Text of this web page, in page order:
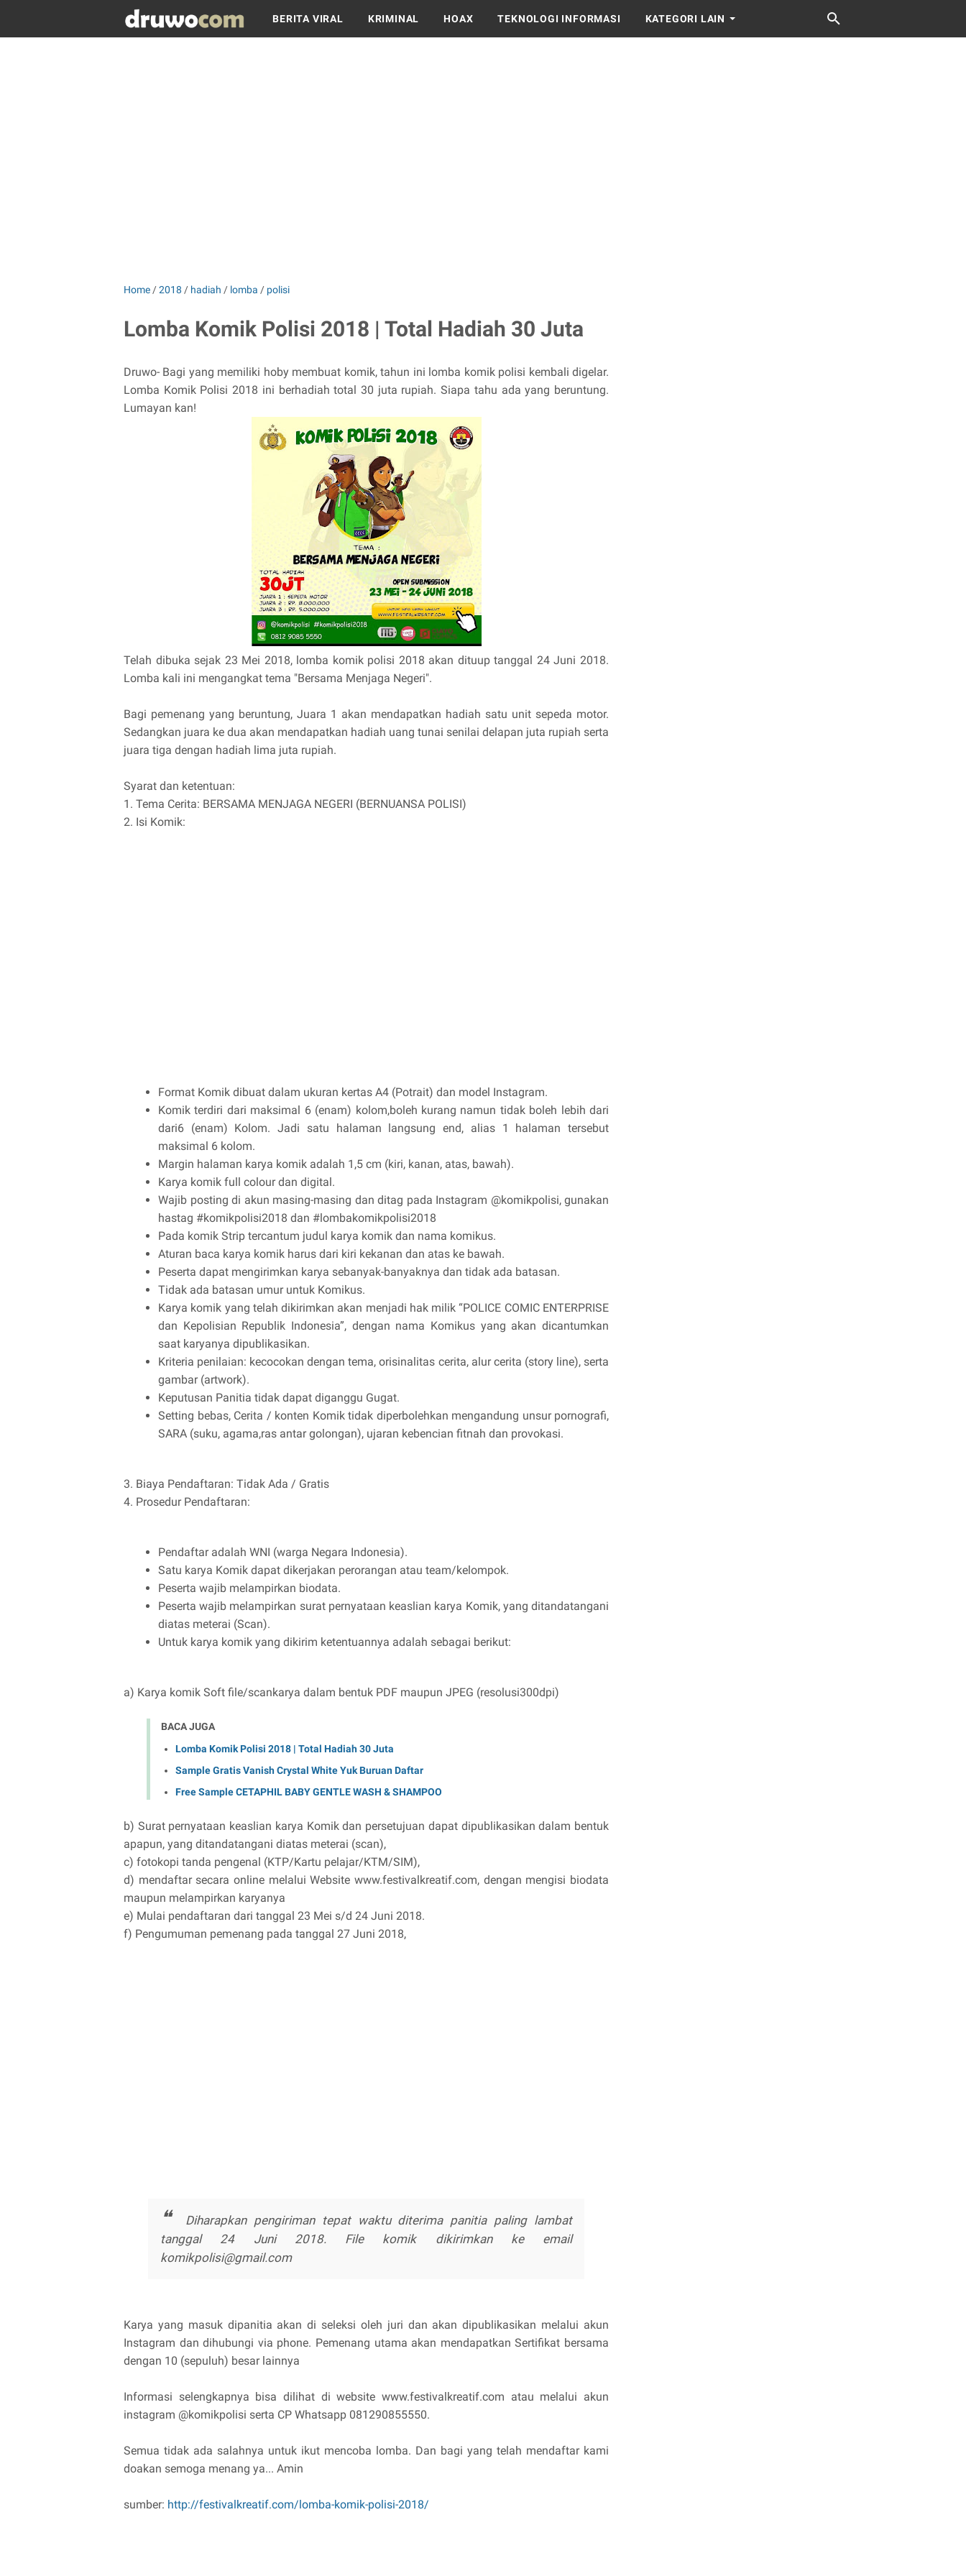
BERITA VIRAL KRIMINAL HOAX TEKNOLOGI INFORMASI KATEGORI LAIN
Home /2018 / hadiah / lomba / polisi
Lomba Komik Polisi 2018 | Total Hadiah 30 Juta
Druwo- Bagi yang memiliki hoby membuat komik, tahun ini lomba komik polisi kembali digelar.
Lomba Komik Polisi 2018 ini berhadiah total 30 juta rupiah. Siapa tahu ada yang beruntung.
Lumayan kan!
Telah dibuka sejak 23 Mei 2018, lomba komik polisi 2018 akan dituup tanggal 24 Juni 2018.
Lomba kali ini mengangkat tema "Bersama Menjaga Negeri".
Bagi pemenang yang beruntung, Juara 1 akan mendapatkan hadiah satu unit sepeda motor.
Sedangkan juara ke dua akan mendapatkan hadiah uang tunai senilai delapan juta rupiah serta
juara tiga dengan hadiah lima juta rupiah.
Syarat dan ketentuan:
1. Tema Cerita: BERSAMA MENJAGA NEGERI (BERNUANSA POLISI)
2. Isi Komik:
Format Komik dibuat dalam ukuran kertas A4 (Potrait) dan model Instagram.
Komik terdiri dari maksimal 6 (enam) kolom,boleh kurang namun tidak boleh lebih dari
dari6 (enam) Kolom. Jadi satu halaman langsung end, alias 1 halaman tersebut
maksimal 6 kolom.
Margin halaman karya komik adalah 1,5 cm (kiri, kanan, atas, bawah).
Karya komik full colour dan digital.
Wajib posting di akun masing-masing dan ditag pada Instagram @komikpolisi, gunakan
hastag #komikpolisi2018 dan #lombakomikpolisi2018
Pada komik Strip tercantum judul karya komik dan nama komikus.
Aturan baca karya komik harus dari kiri kekanan dan atas ke bawah.
Peserta dapat mengirimkan karya sebanyak-banyaknya dan tidak ada batasan.
Tidak ada batasan umur untuk Komikus.
Karya komik yang telah dikirimkan akan menjadi hak milik “POLICE COMIC ENTERPRISE
dan Kepolisian Republik Indonesia”, dengan nama Komikus yang akan dicantumkan
saat karyanya dipublikasikan.
Kriteria penilaian: kecocokan dengan tema, orisinalitas cerita, alur cerita (story line), serta
gambar (artwork).
Keputusan Panitia tidak dapat diganggu Gugat.
Setting bebas, Cerita / konten Komik tidak diperbolehkan mengandung unsur pornografi,
SARA (suku, agama,ras antar golongan), ujaran kebencian fitnah dan provokasi.
3. Biaya Pendaftaran: Tidak Ada / Gratis
4. Prosedur Pendaftaran:
Pendaftar adalah WNI (warga Negara Indonesia).
Satu karya Komik dapat dikerjakan perorangan atau team/kelompok.
Peserta wajib melampirkan biodata.
Peserta wajib melampirkan surat pernyataan keaslian karya Komik, yang ditandatangani
diatas meterai (Scan).
Untuk karya komik yang dikirim ketentuannya adalah sebagai berikut:
a) Karya komik Soft file/scankarya dalam bentuk PDF maupun JPEG (resolusi300dpi)
BACA JUGA
Lomba Komik Polisi 2018 | Total Hadiah 30 Juta
Sample Gratis Vanish Crystal White Yuk Buruan Daftar
Free Sample CETAPHIL BABY GENTLE WASH & SHAMPOO
b) Surat pernyataan keaslian karya Komik dan persetujuan dapat dipublikasikan dalam bentuk
apapun, yang ditandatangani diatas meterai (scan),
c) fotokopi tanda pengenal (KTP/Kartu pelajar/KTM/SIM),
d) mendaftar secara online melalui Website www.festivalkreatif.com, dengan mengisi biodata
maupun melampirkan karyanya
e) Mulai pendaftaran dari tanggal 23 Mei s/d 24 Juni 2018.
f) Pengumuman pemenang pada tanggal 27 Juni 2018,
Diharapkan pengiriman tepat waktu diterima panitia paling lambat
tanggal 24 Juni 2018. File komik dikirimkan ke email
komikpolisi@gmail.com
Karya yang masuk dipanitia akan di seleksi oleh juri dan akan dipublikasikan melalui akun
Instagram dan dihubungi via phone. Pemenang utama akan mendapatkan Sertifikat bersama
dengan 10 (sepuluh) besar lainnya
Informasi selengkapnya bisa dilihat di website www.festivalkreatif.com atau melalui akun
instagram @komikpolisi serta CP Whatsapp 081290855550.
Semua tidak ada salahnya untuk ikut mencoba lomba. Dan bagi yang telah mendaftar kami
doakan semoga menang ya... Amin
sumber: http://festivalkreatif.com/lomba-komik-polisi-2018/